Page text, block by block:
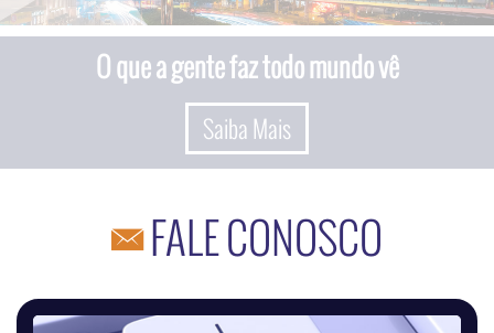
O que a gente faz todo mundo vê
Saiba Mais
FALE CONOSCO